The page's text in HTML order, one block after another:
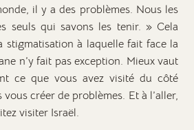
il y a des problèmes. Nous les
seuls qui savons les tenir. » Cela
stigmatisation à laquelle fait face la
n’y fait pas exception. Mieux vaut
ce que vous avez visité du côté
créer de problèmes. Et à l’aller,
visiter Israël.